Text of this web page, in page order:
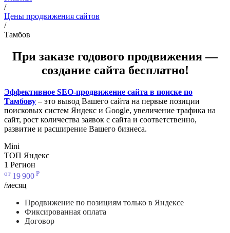
/
Цены продвижения сайтов
/
Тамбов
При заказе годового продвижения —
создание сайта бесплатно!
Эффективное SEO-продвижение сайта в поиске по
Тамбову – это вывод Вашего сайта на первые позиции
поисковых систем Яндекс и Google, увеличение трафика на
сайт, рост количества заявок с сайта и соответственно,
развитие и расширение Вашего бизнеса.
Mini
ТОП Яндекс
1 Регион
от 19900 Р
/месяц
Продвижение по позициям только в Яндексе
Фиксированная оплата
Договор